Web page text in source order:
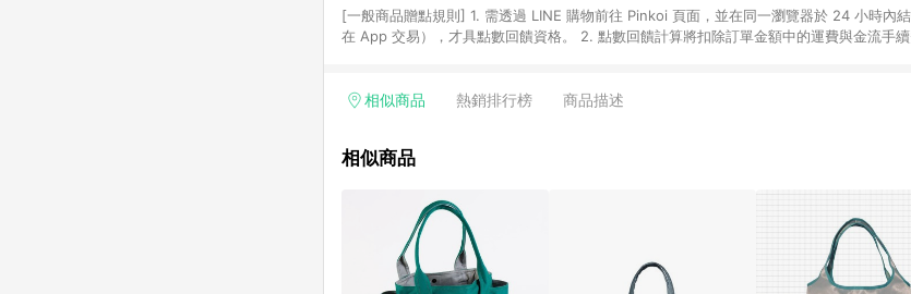
[一般商品贈點規則] 1. 需透過 LINE 購物前往 Pinkoi 頁面，並在同一瀏覽器於 24 小時內
在 App 交易），才具點數回饋資格。 2. 點數回饋計算將扣除訂單金額中的運費與金流手
格，部分退款不在此限。 6. APP 請更新至Android v4.6.0 / iOS v4.1.5 以上才具贈點資格
使用規則請以點數紅包活動說明為準。 11. 若於 LINE 購物前往 Pinkoi 頁面後才首次下載
相似商品 熱銷排行榜 商品描述
相似商品